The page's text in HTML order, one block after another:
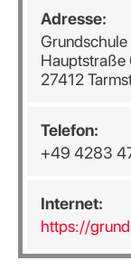
Adresse:
Grundschule
Hauptstraße
27412
Telefon:
+49 4283
Internet:
https://